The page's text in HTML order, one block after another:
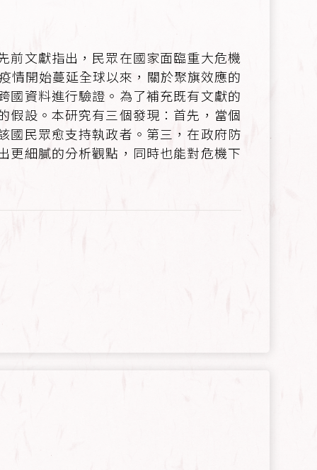
前文獻指出，民眾在國家面臨重大危機
情開始蔓延全球以來，關於聚旗效應的
國資料進行驗證。為了補充既有文獻的
假設。本研究有三個發現：首先，當個
國民眾愈支持執政者。第三，在政府防
更細膩的分析觀點，同時也能對危機下